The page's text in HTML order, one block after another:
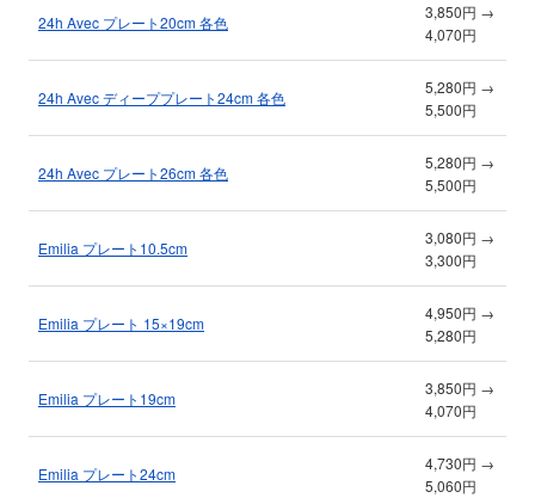
24h Avec プレート20cm 各色
3,850円 →
4,070円
24h Avec ディーププレート24cm 各色
5,280円 →
5,500円
24h Avec プレート26cm 各色
5,280円 →
5,500円
Emilia プレート10.5cm
3,080円 →
3,300円
Emilia プレート 15×19cm
4,950円 →
5,280円
Emilia プレート19cm
3,850円 →
4,070円
Emilia プレート24cm
4,730円 →
5,060円